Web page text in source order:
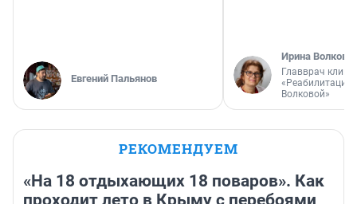
Евгений Пальянов
Ирина Волкова
Главврач
«Реабилитация
Волковой»
РЕКОМЕНДУЕМ
«На 18 отдыхающих 18 поваров». Как
проходит лето в Крыму с перебоями